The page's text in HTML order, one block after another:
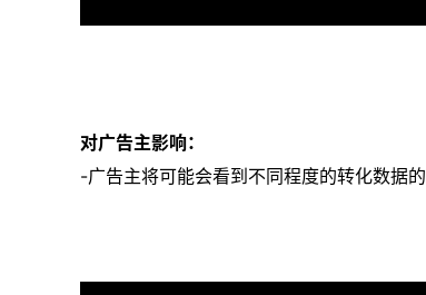
对广告主影响：
-广告主将可能会看到不同程度的转化数据